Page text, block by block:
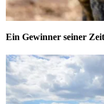
Ein Gewinner seiner